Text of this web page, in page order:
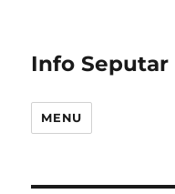
Info Seputar
MENU